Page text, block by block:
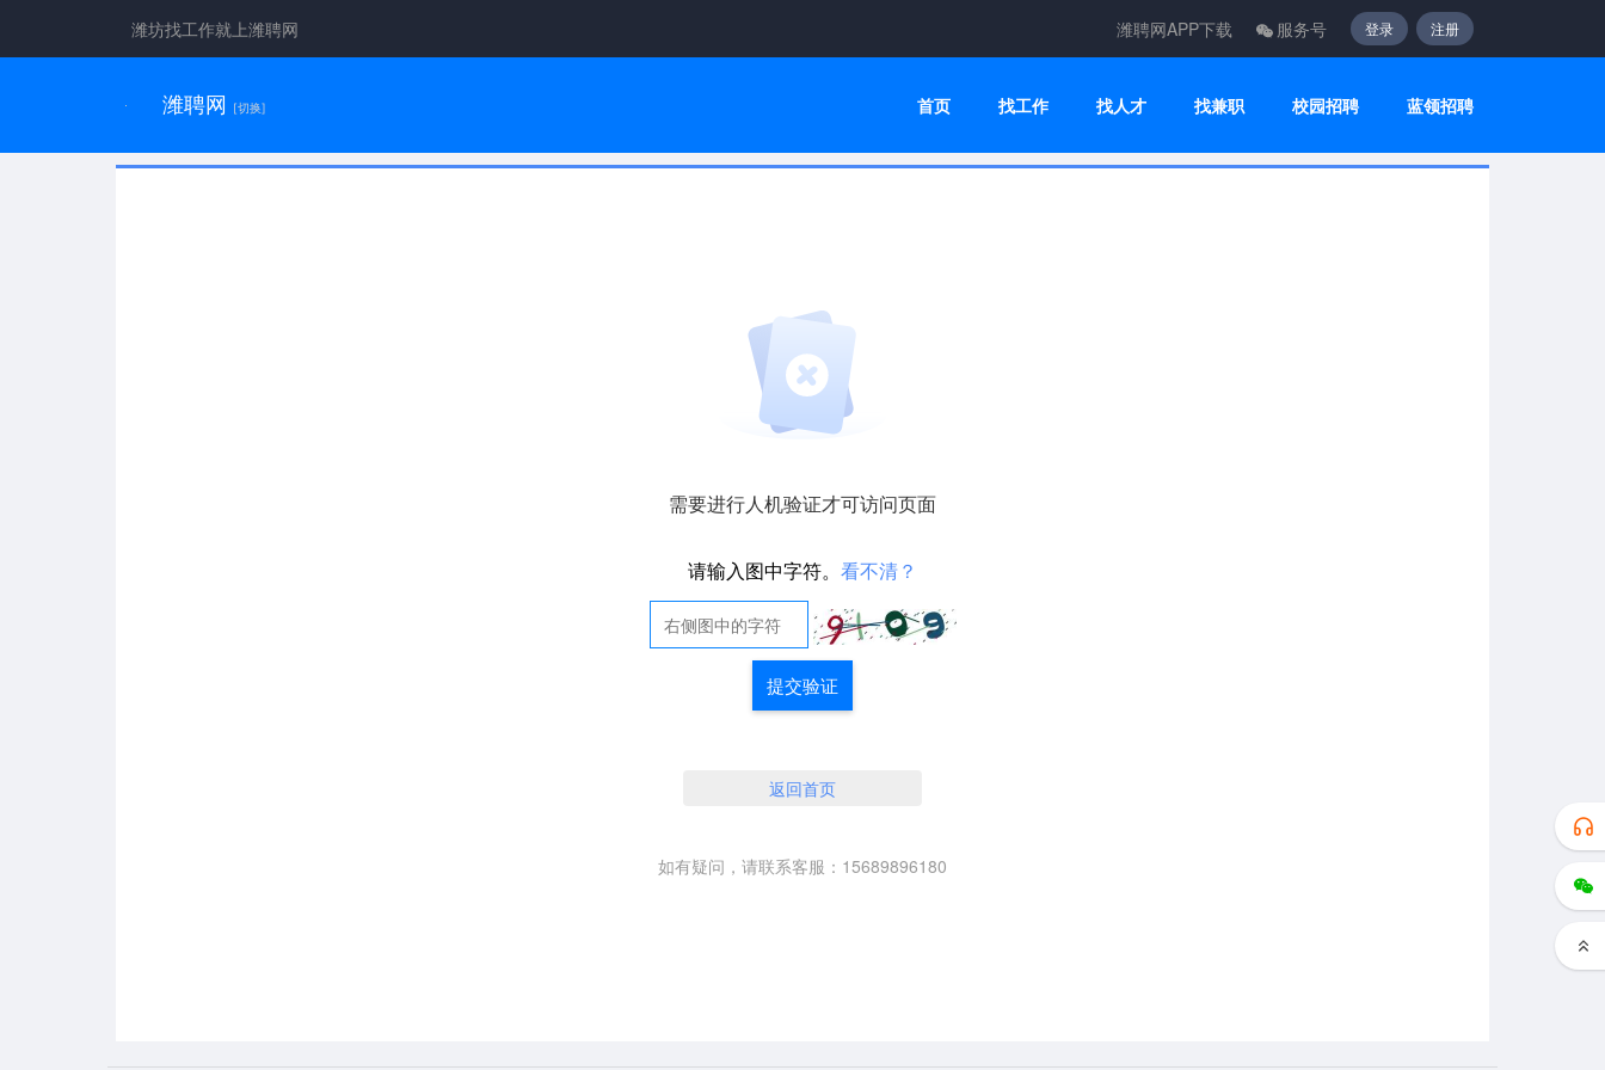
潍坊找工作就上潍聘网 潍聘网APP下载 服务号 登录 注册
潍聘网 [切换] 首页 找工作 找人才 找兼职 校园招聘 蓝领招聘
需要进行人机验证才可访问页面
请输入图中字符。 看不清？
提交验证
返回首页
如有疑问，请联系客服：15689896180